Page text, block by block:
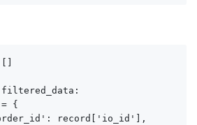
{
record['io_id'],